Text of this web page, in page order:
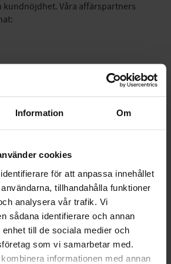
Information Om
cookies
för att anpassa innehållet
tillhandahålla funktioner
analysera vår trafik. Vi
sådana identifierare och annan
till de sociala medier och
som vi samarbetar med.
informationen med annan
kundnöjdhet. Våra affärspartners
vi feedback från våra kunder och
möjliga upplevelse. Vi är stolta över
recensioner på en mängd olika
Trustpilot, PriceRunner, Prisjakt och
på kvalitet, kundservice och
vad våra kunder säger om oss.